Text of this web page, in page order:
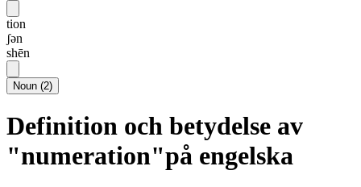
tion
ʃən
shēn
Noun (2)
Definition och betydelse av
"numeration"på engelska